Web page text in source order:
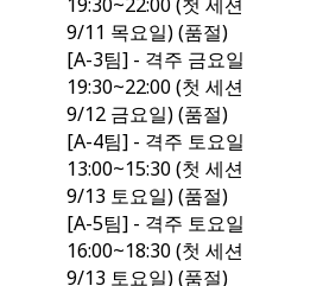
9/11 목요일) (품절)
[A-3팀] - 격주 금요일
19:30~22:00 (첫 세션
9/12 금요일) (품절)
[A-4팀] - 격주 토요일
13:00~15:30 (첫 세션
9/13 토요일) (품절)
[A-5팀] - 격주 토요일
16:00~18:30 (첫 세션
9/13 토요일) (품절)